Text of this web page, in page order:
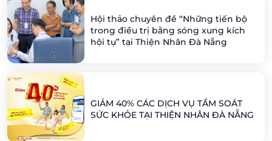
Hội thảo chuyên đề “Những tiến bộ
trong điều trị bằng sóng xung kích
hội tụ” tại Thiện Nhân Đà Nẵng
GIẢM 40% CÁC DỊCH VỤ TẦM SOÁT
SỨC KHỎE TẠI THIỆN NHÂN ĐÀ NẴNG